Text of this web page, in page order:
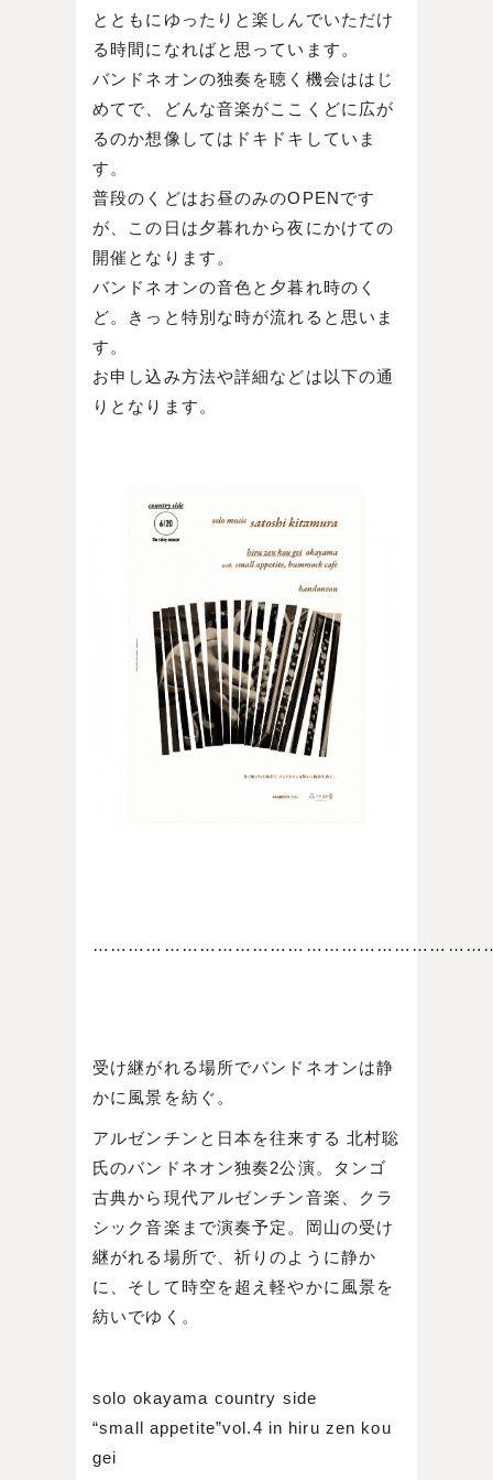
とともにゆったりと楽しんでいただけ
る時間になればと思っています。
バンドネオンの独奏を聴く機会ははじ
めてで、どんな音楽がここくどに広が
るのか想像してはドキドキしていま
す。
普段のくどはお昼のみのOPENです
が、この日は夕暮れから夜にかけての
開催となります。
バンドネオンの音色と夕暮れ時のく
ど。きっと特別な時が流れると思いま
す。
お申し込み方法や詳細などは以下の通
りとなります。
受け継がれる場所でバンドネオンは静
かに風景を紡ぐ。
アルゼンチンと日本を往来する 北村聡
氏のバンドネオン独奏2公演。タンゴ
古典から現代アルゼンチン音楽、クラ
シック音楽まで演奏予定。岡山の受け
継がれる場所で、祈りのように静か
に、そして時空を超え軽やかに風景を
紡いでゆく。
solo okayama country side
“small appetite”vol.4 in hiru zen kou
gei